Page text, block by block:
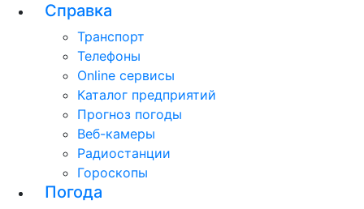
Справка
Транспорт
Телефоны
Online сервисы
Каталог предприятий
Прогноз погоды
Веб-камеры
Радиостанции
Гороскопы
Погода